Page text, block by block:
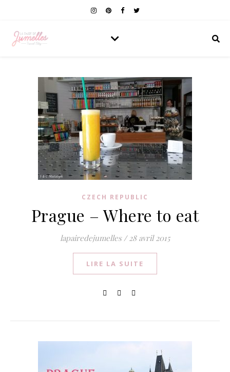
CZECH REPUBLIC
Prague – Where to eat
lapairedejumelles / 28 avril 2015
LIRE LA SUITE